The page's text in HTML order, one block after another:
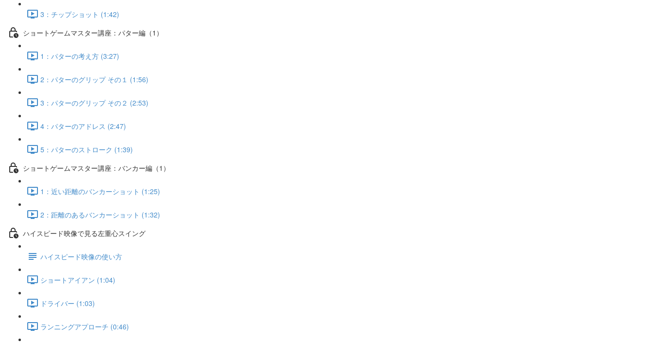
3：チップショット (1:42)
ショートゲームマスター講座：パター編（1）
1：パターの考え方 (3:27)
2：パターのグリップ その１ (1:56)
3：パターのグリップ その２ (2:53)
4：パターのアドレス (2:47)
5：パターのストローク (1:39)
ショートゲームマスター講座：バンカー編（1）
1：近い距離のバンカーショット (1:25)
2：距離のあるバンカーショット (1:32)
ハイスピード映像で見る左重心スイング
ハイスピード映像の使い方
ショートアイアン (1:04)
ドライバー (1:03)
ランニングアプローチ (0:46)